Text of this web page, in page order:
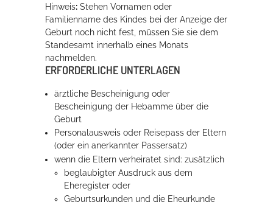
Hinweis: Stehen Vornamen oder
Familienname des Kindes bei der Anzeige der
Geburt noch nicht fest, müssen Sie sie dem
Standesamt innerhalb eines Monats
nachmelden.
ERFORDERLICHE UNTERLAGEN
ärztliche Bescheinigung oder
Bescheinigung der Hebamme über die
Geburt
Personalausweis oder Reisepass der Eltern
(oder ein anerkannter Passersatz)
wenn die Eltern verheiratet sind: zusätzlich
beglaubigter Ausdruck aus dem
Eheregister oder
Geburtsurkunden und die Eheurkunde